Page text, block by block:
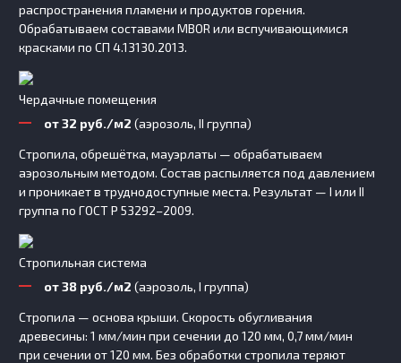
распространения пламени и продуктов горения.
Обрабатываем составами MBOR или вспучивающимися
красками по СП 4.13130.2013.
Чердачные помещения
от 32 руб./м2 (аэрозоль, II группа)
Стропила, обрешётка, мауэрлаты — обрабатываем
аэрозольным методом. Состав распыляется под давлением
и проникает в труднодоступные места. Результат — I или II
группа по ГОСТ Р 53292–2009.
Стропильная система
от 38 руб./м2 (аэрозоль, I группа)
Стропила — основа крыши. Скорость обугливания
древесины: 1 мм/мин при сечении до 120 мм, 0,7 мм/мин
при сечении от 120 мм. Без обработки стропила теряют